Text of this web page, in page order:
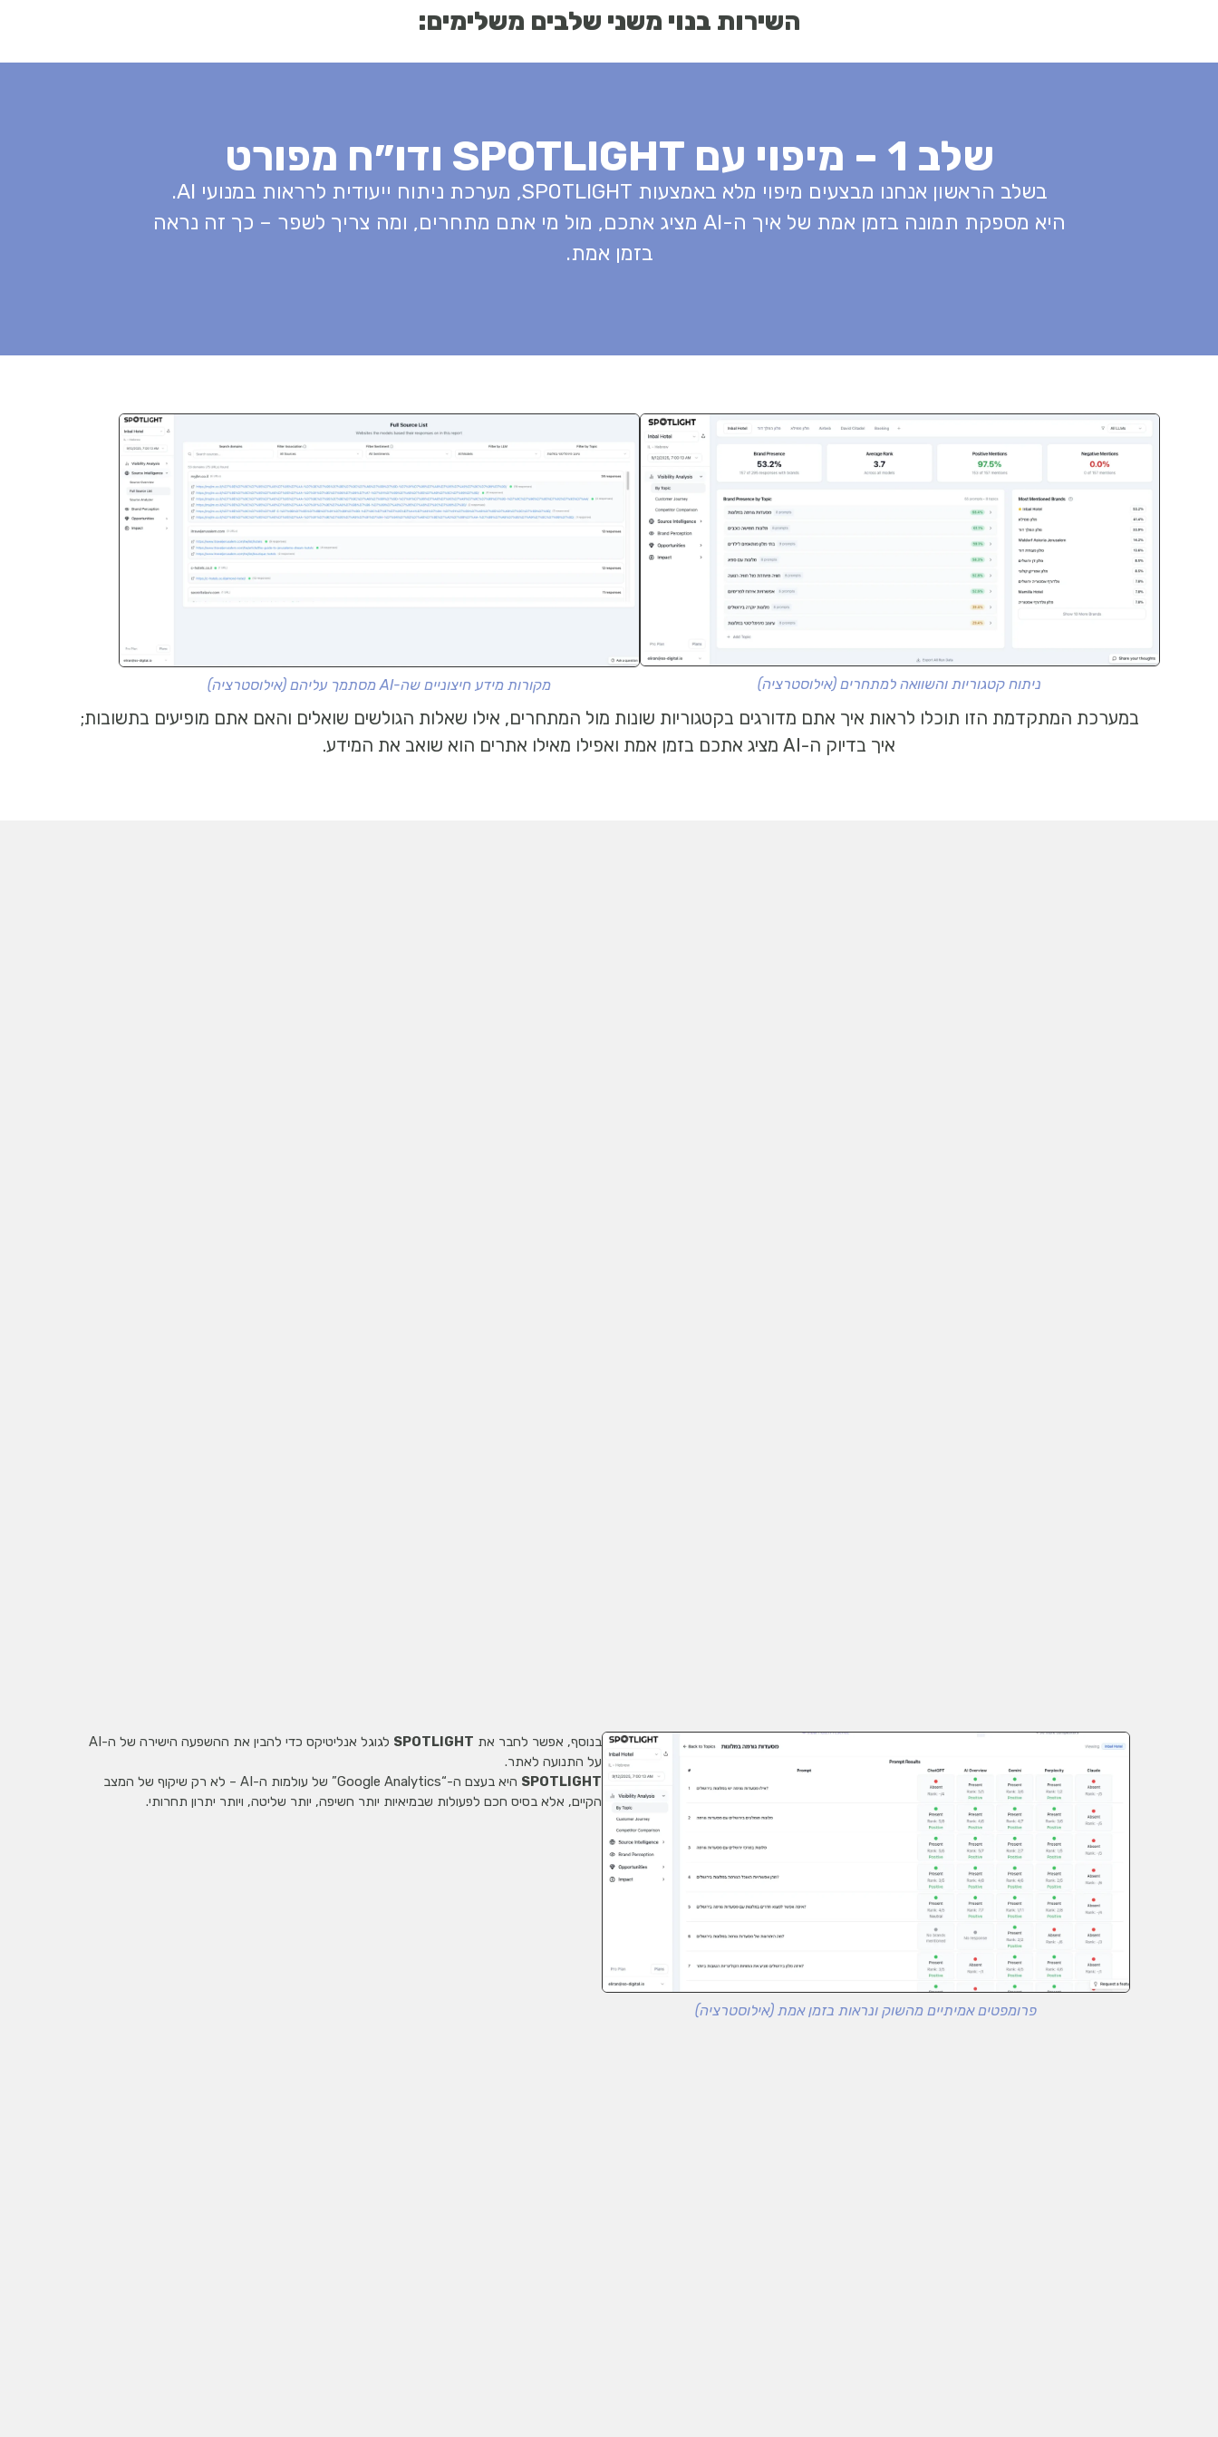
השירות בנוי משני שלבים משלימים:
שלב 1 – מיפוי עם SPOTLIGHT ודו״ח מפורט
בשלב הראשון אנחנו מבצעים מיפוי מלא באמצעות SPOTLIGHT, מערכת ניתוח ייעודית לרראות במנועי AI.
היא מספקת תמונה בזמן אמת של איך ה-AI מציג אתכם, מול מי אתם מתחרים, ומה צריך לשפר – כך זה נראה
בזמן אמת.
ניתוח קטגוריות והשוואה למתחרים (אילוסטרציה) מקורות מידע חיצוניים שה-AI מסתמך עליהם (אילוסטרציה)
במערכת המתקדמת הזו תוכלו לראות איך אתם מדורגים בקטגוריות שונות מול המתחרים, אילו שאלות הגולשים שואלים והאם אתם מופיעים בתשובות;
איך בדיוק ה-AI מציג אתכם בזמן אמת ואפילו מאילו אתרים הוא שואב את המידע.
בנוסף, אפשר לחבר את SPOTLIGHT
לגוגל אנליטיקס כדי להבין את ההשפעה הישירה של ה-AI
על התנועה לאתר.
SPOTLIGHT
היא בעצם ה-“Google Analytics” של עולמות ה-AI – לא רק שיקוף של המצב
הקיים, אלא בסיס חכם לפעולות שבמיאיות יותר חשיפה, יותר שליטה, ויותר יתרון תחרותי.
פרומפטים אמיתיים מהשוק ונראות בזמן אמת (אילוסטרציה)